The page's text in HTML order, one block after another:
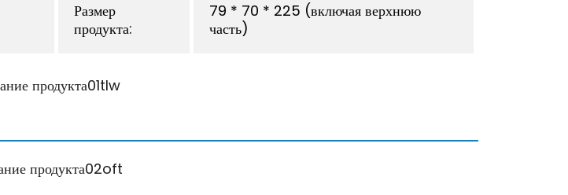
Размер
продукта:
79 * 70 * 225 (включая верхнюю
часть)